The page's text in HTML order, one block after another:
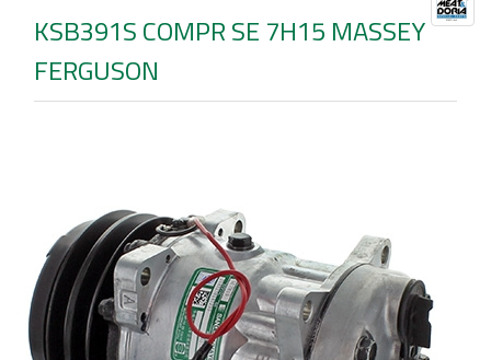
KSB391SCOMPR SE 7H15 MASSEY
FERGUSON